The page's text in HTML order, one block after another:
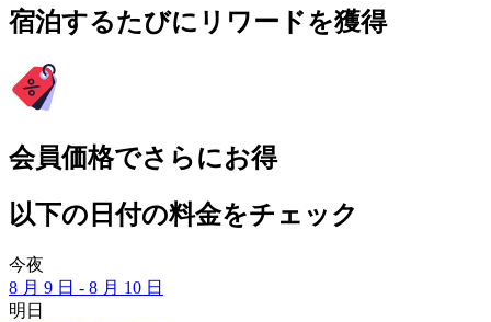
宿泊するたびにリワードを獲得
会員価格でさらにお得
以下の日付の料金をチェック
今夜
8 月 9 日 - 8 月 10 日
明日